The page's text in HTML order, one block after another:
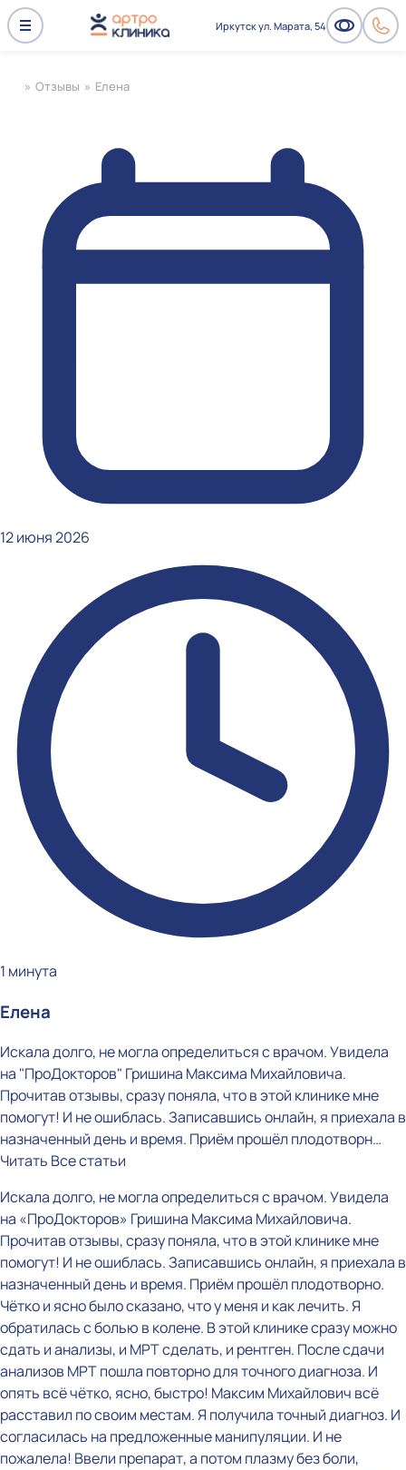
Иркутск ул. Марата, 54
» Отзывы » Елена
12 июня 2026
1 минута
Елена
Искала долго, не могла определиться с врачом. Увидела
на "ПроДокторов" Гришина Максима Михайловича.
Прочитав отзывы, сразу поняла, что в этой клинике мне
помогут! И не ошиблась. Записавшись онлайн, я приехала в
назначенный день и время. Приём прошёл плодотворн…
Читать Все статьи
Искала долго, не могла определиться с врачом. Увидела
на «ПроДокторов» Гришина Максима Михайловича.
Прочитав отзывы, сразу поняла, что в этой клинике мне
помогут! И не ошиблась. Записавшись онлайн, я приехала в
назначенный день и время. Приём прошёл плодотворно.
Чётко и ясно было сказано, что у меня и как лечить. Я
обратилась с болью в колене. В этой клинике сразу можно
сдать и анализы, и МРТ сделать, и рентген. После сдачи
анализов МРТ пошла повторно для точного диагноза. И
опять всё чётко, ясно, быстро! Максим Михайлович всё
расставил по своим местам. Я получила точный диагноз. И
согласилась на предложенные манипуляции. И не
пожалела! Ввели препарат, а потом плазму без боли,